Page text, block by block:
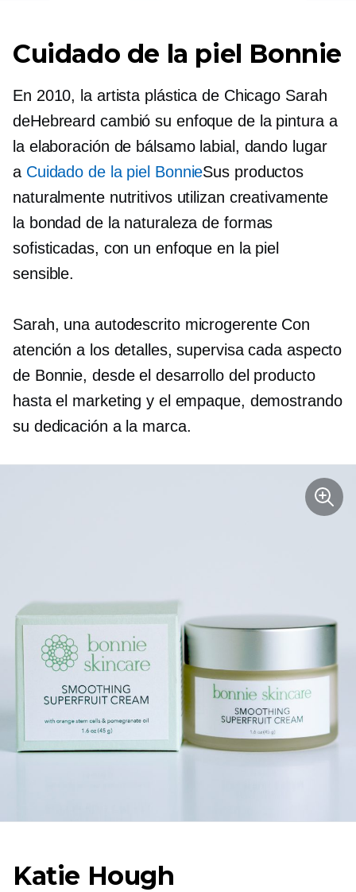
Cuidado de la piel Bonnie
En 2010, la artista plástica de Chicago Sarah
deHebreard cambió su enfoque de la pintura a
la elaboración de bálsamo labial, dando lugar
a Cuidado de la piel BonnieSus productos
naturalmente nutritivos utilizan creativamente
la bondad de la naturaleza de formas
sofisticadas, con un enfoque en la piel
sensible.
Sarah, una autodescrito microgerenteCon
atención a los detalles, supervisa cada aspecto
de Bonnie, desde el desarrollo del producto
hasta el marketing y el empaque, demostrando
su dedicación a la marca.
Katie Hough